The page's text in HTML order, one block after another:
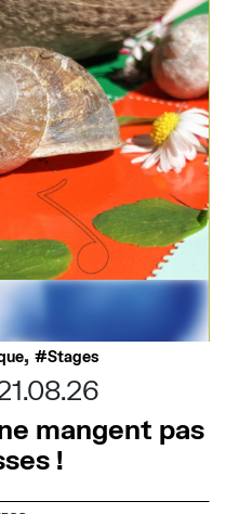
, Stages
mangent pas
!